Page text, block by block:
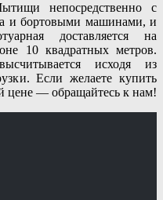
непосредственно с
и бортовыми машинами, и
доставляется на
10 квадратных метров.
исходя из
Если желаете купить
цене — обращайтесь к нам!